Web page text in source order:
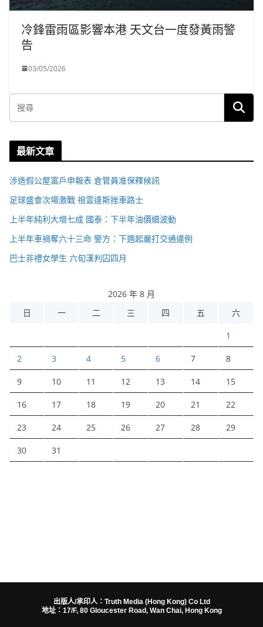
冷鋒雷雨區影響本港 天文台一度發黃雨警
告
03/05/2026
最新文章
涉造假公屋富戶申報表 倉管員准保釋候訊
足球盛會次場激戰 祖雲達斯挫車路士
上半年純利大增七成 國泰：下半年油價續波動
上半年車禍奪六十三命 警方：下週起嚴打交通違例
巴士非禮女學生 六旬漢判囚四月
2026 年 8 月
日
一 二 三 四 五 六
1
2 3 4 5 6 7 8
9 10 11 12 13 14 15
16 17 18 19 20 21 22
23 24 25 26 27 28 29
30 31
出版人/承印人：Truth Media (Hong Kong) Co Ltd
地址：17/F, 80 Gloucester Road, Wan Chai, Hong Kong